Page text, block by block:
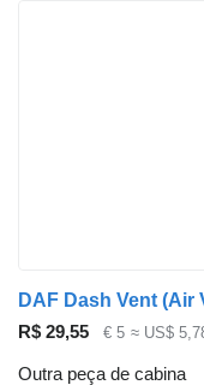
R$ 29,55 € 5 ≈ US$
Outra peça de cabina